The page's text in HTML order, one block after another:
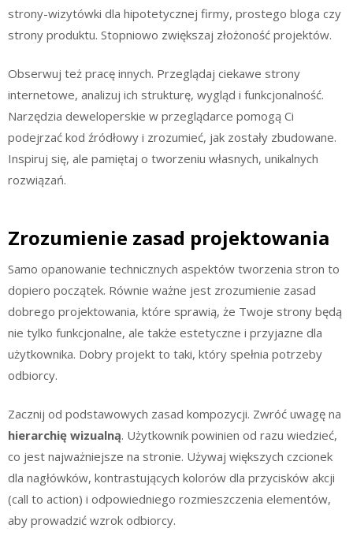
strony-wizytówki dla hipotetycznej firmy, prostego bloga czy
strony produktu. Stopniowo zwiększaj złożoność projektów.
Obserwuj też pracę innych. Przeglądaj ciekawe strony
internetowe, analizuj ich strukturę, wygląd i funkcjonalność.
Narzędzia deweloperskie w przeglądarce pomogą Ci
podejrzać kod źródłowy i zrozumieć, jak zostały zbudowane.
Inspiruj się, ale pamiętaj o tworzeniu własnych, unikalnych
rozwiązań.
Zrozumienie zasad projektowania
Samo opanowanie technicznych aspektów tworzenia stron to
dopiero początek. Równie ważne jest zrozumienie zasad
dobrego projektowania, które sprawią, że Twoje strony będą
nie tylko funkcjonalne, ale także estetyczne i przyjazne dla
użytkownika. Dobry projekt to taki, który spełnia potrzeby
odbiorcy.
Zacznij od podstawowych zasad kompozycji. Zwróć uwagę na
hierarchię wizualną. Użytkownik powinien od razu wiedzieć,
co jest najważniejsze na stronie. Używaj większych czcionek
dla nagłówków, kontrastujących kolorów dla przycisków akcji
(call to action) i odpowiedniego rozmieszczenia elementów,
aby prowadzić wzrok odbiorcy.